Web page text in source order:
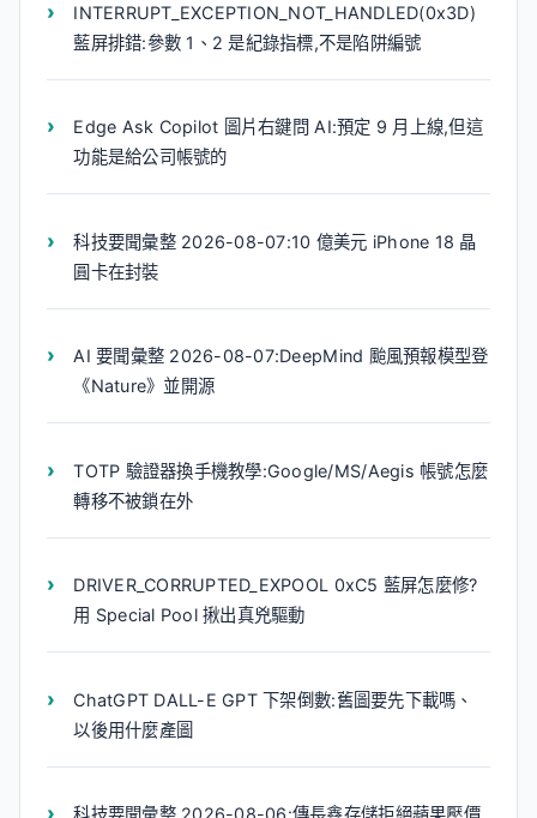
INTERRUPT_EXCEPTION_NOT_HANDLED(0x3D)
藍屏排錯:參數 1、2 是紀錄指標,不是陷阱編號
Edge Ask Copilot 圖片右鍵問 AI:預定 9 月上線,但這
功能是給公司帳號的
科技要聞彙整 2026-08-07:10 億美元 iPhone 18 晶
圓卡在封裝
AI 要聞彙整 2026-08-07:DeepMind 颱風預報模型登
《Nature》並開源
TOTP 驗證器換手機教學:Google/MS/Aegis 帳號怎麼
轉移不被鎖在外
DRIVER_CORRUPTED_EXPOOL 0xC5 藍屏怎麼修?
用 Special Pool 揪出真兇驅動
ChatGPT DALL-E GPT 下架倒數:舊圖要先下載嗎、
以後用什麼產圖